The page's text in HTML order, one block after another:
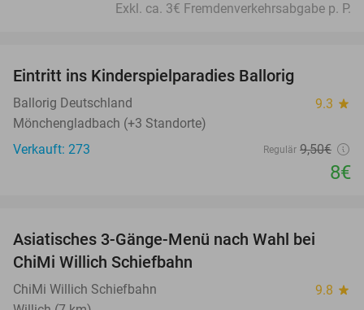
Exkl. ca. 3€ Fremdenverkehrsabgabe p. P.
Eintritt ins Kinderspielparadies Ballorig
Ballorig Deutschland 9.3 star
Mönchengladbach (+3 Standorte)
Verkauft: 273
Regulär 9,50€
8€
40%
Asiatisches 3-Gänge-Menü nach Wahl bei
ChiMi Willich Schiefbahn
ChiMi Willich Schiefbahn 9.8 star